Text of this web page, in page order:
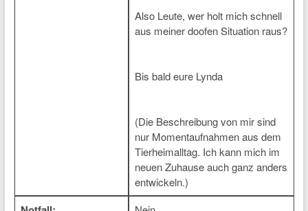
Also Leute, wer holt mich schnell
aus meiner doofen Situation raus?
Bis bald eure Lynda
(Die Beschreibung von mir sind
nur Momentaufnahmen aus dem
Tierheimalltag. Ich kann mich im
neuen Zuhause auch ganz anders
entwickeln.)